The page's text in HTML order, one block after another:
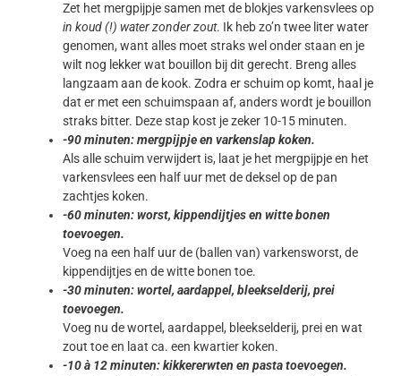
Zet het mergpijpje samen met de blokjes varkensvlees op
in koud (!) water zonder zout. Ik heb zo’n twee liter water
genomen, want alles moet straks wel onder staan en je
wilt nog lekker wat bouillon bij dit gerecht. Breng alles
langzaam aan de kook. Zodra er schuim op komt, haal je
dat er met een schuimspaan af, anders wordt je bouillon
straks bitter. Deze stap kost je zeker 10-15 minuten.
-90 minuten: mergpijpje en varkenslap koken.
Als alle schuim verwijdert is, laat je het mergpijpje en het
varkensvlees een half uur met de deksel op de pan
zachtjes koken.
-60 minuten: worst, kippendijtjes en witte bonen
toevoegen.
Voeg na een half uur de (ballen van) varkensworst, de
kippendijtjes en de witte bonen toe.
-30 minuten: wortel, aardappel, bleekselderij, prei
toevoegen.
Voeg nu de wortel, aardappel, bleekselderij, prei en wat
zout toe en laat ca. een kwartier koken.
-10 à 12 minuten: kikkererwten en pasta toevoegen.